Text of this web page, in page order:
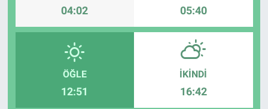
04:02 05:40
ÖĞLE
12:51
İKINDI
16:42